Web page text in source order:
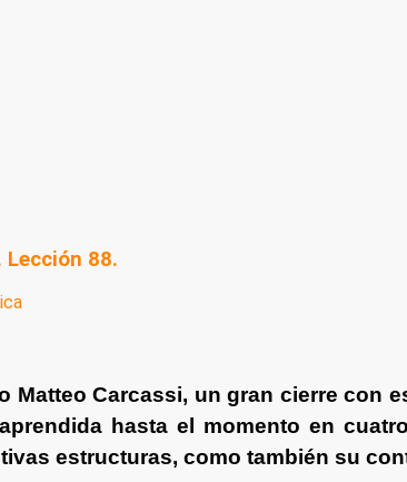
88.
Carcassi, un gran cierre con
hasta el momento en
estructuras, como también su